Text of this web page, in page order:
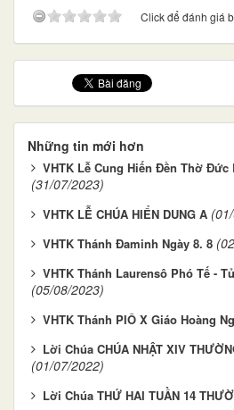
Click để đánh giá
Những tin mới hơn
VHTK Lễ Cung Hiến Đền Thờ Đức
(31/07/2023)
VHTK LỄ CHÚA HIỂN DUNG A
VHTK Thánh Đaminh Ngày 8. 8
VHTK Thánh Laurensô Phó Tế -
(05/08/2023)
VHTK Thánh PIÔ X Giáo Hoàng
Lời Chúa CHÚA NHẬT XIV
(01/07/2022)
Lời Chúa THỨ HAI TUẦN 14